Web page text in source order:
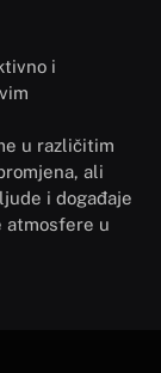
i
u različitim
ali
i događaje
atmosfere u